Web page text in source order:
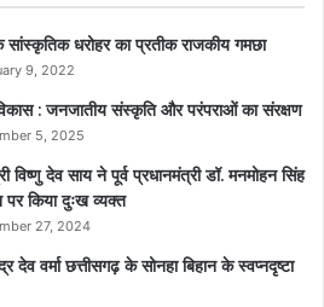
सांस्कृतिक धरोहर का प्रतीक राजकीय गमछा
9, 2022
: जनजातीय संस्कृति और परंपराओं का संरक्षण
5, 2025
विष्णु देव साय ने पूर्व प्रधानमंत्री डॉ. मनमोहन सिंह
किया दुःख व्यक्त
27, 2024
देव वर्मा छत्तीसगढ़ के सोनहा बिहान के स्वप्नदृष्टा